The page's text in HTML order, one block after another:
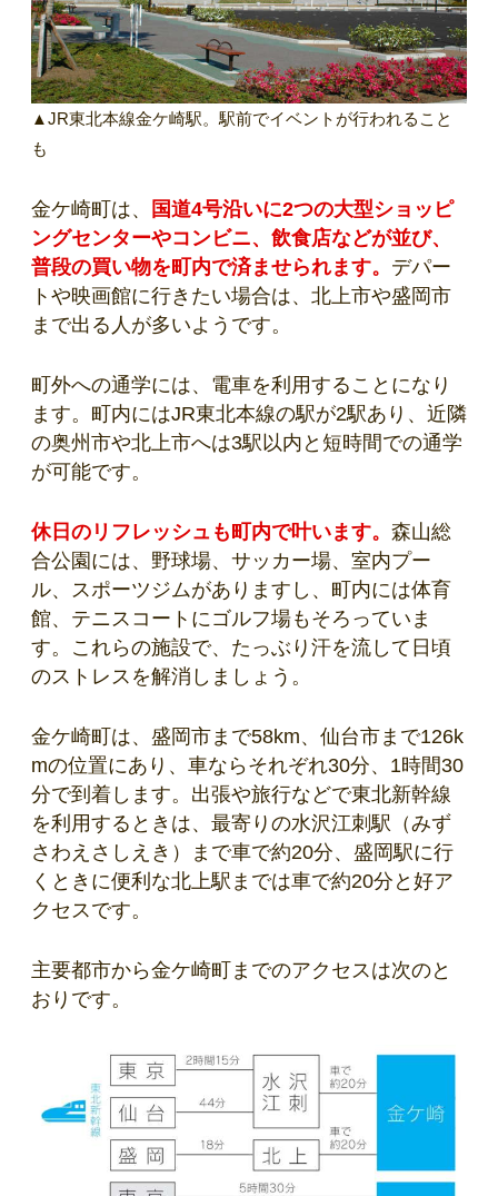
▲JR東北本線金ケ崎駅。駅前でイベントが行われること
も
金ケ崎町は、
国道4号沿いに2つの大型ショッピ
ングセンターやコンビニ、飲食店などが並び、
普段の買い物を町内で済ませられます。 デパー
トや映画館に行きたい場合は、北上市や盛岡市
まで出る人が多いようです。
町外への通学には、電車を利用することになり
ます。町内にはJR東北本線の駅が2駅あり、近隣
の奥州市や北上市へは3駅以内と短時間での通学
が可能です。
休日のリフレッシュも町内で叶います。 森山総
合公園には、野球場、サッカー場、室内プー
ル、スポーツジムがありますし、町内には体育
館、テニスコートにゴルフ場もそろっていま
す。これらの施設で、たっぶり汗を流して日頃
のストレスを解消しましょう。
金ケ崎町は、盛岡市まで58km、仙台市まで126k
mの位置にあり、車ならそれぞれ30分、1時間30
分で到着します。出張や旅行などで東北新幹線
を利用するときは、最寄りの水沢江刺駅（みず
さわえさしえき）まで車で約20分、盛岡駅に行
くときに便利な北上駅までは車で約20分と好ア
クセスです。
主要都市から金ケ崎町までのアクセスは次のと
おりです。